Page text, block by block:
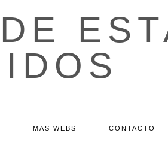
MAS WEBS CONTACTO